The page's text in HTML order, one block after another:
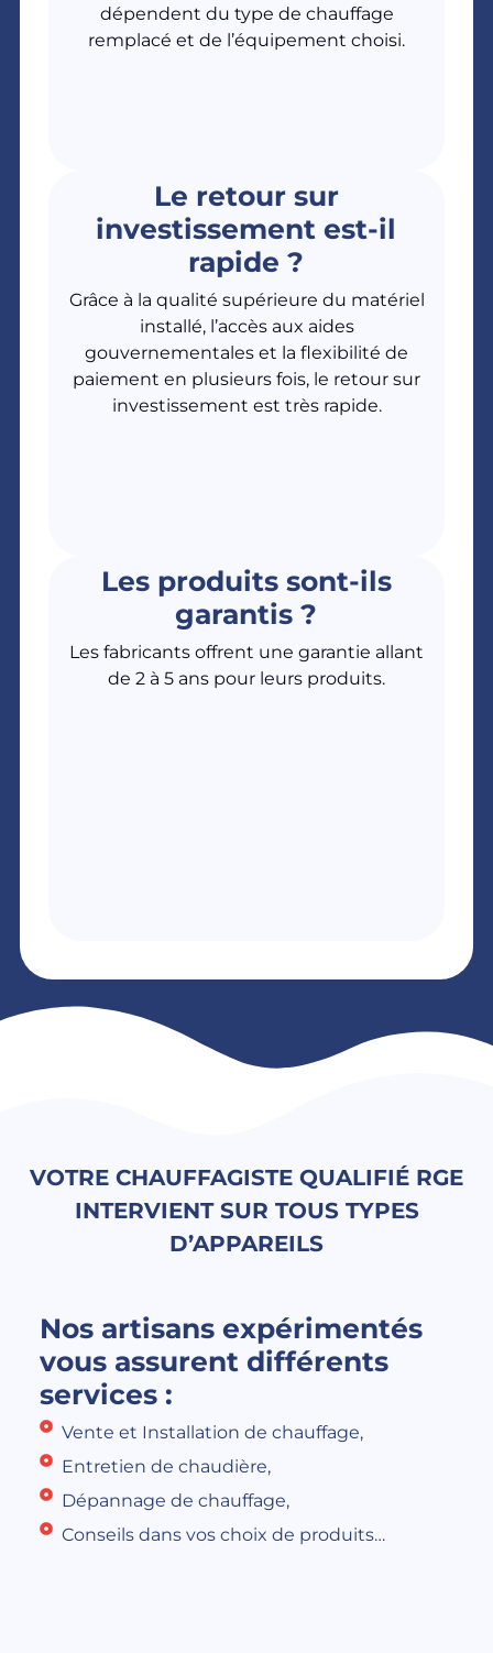
dépendent du type de chauffage
remplacé et de l’équipement choisi.
Le retour sur
investissement est-il
rapide ?
Grâce à la qualité supérieure du matériel
installé, l’accès aux aides
gouvernementales et la flexibilité de
paiement en plusieurs fois, le retour sur
investissement est très rapide.
Les produits sont-ils
garantis ?
Les fabricants offrent une garantie allant
de 2 à 5 ans pour leurs produits.
VOTRE CHAUFFAGISTE QUALIFIÉ RGE
INTERVIENT SUR TOUS TYPES
D’APPAREILS
Nos artisans expérimentés
vous assurent différents
services :
Vente et Installation de chauffage,
Entretien de chaudière,
Dépannage de chauffage,
Conseils dans vos choix de produits…